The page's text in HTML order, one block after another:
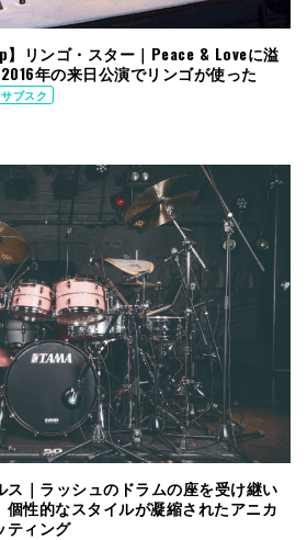
】リンゴ・スター｜Peace & Loveに溢
年の来日公演でリンゴが使った
サブスク
ス｜ラッシュのドラムの座を受け継い
性的なスタイルが凝縮されたアニカ
ティング